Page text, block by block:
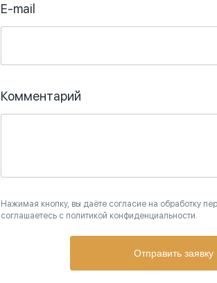
E-mail
Комментарий
Нажимая кнопку, вы даёте согласие на обработку
соглашаетесь с политикой конфиденциальности.
Отправить заявку